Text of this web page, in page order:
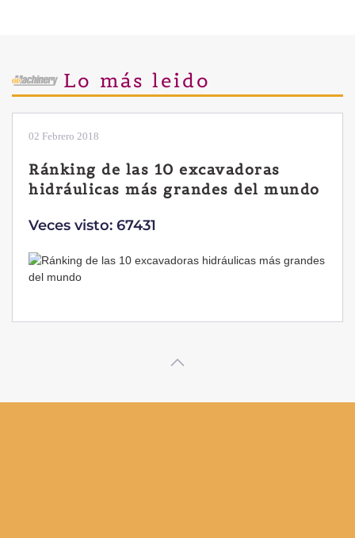
Lo más leido
02 Febrero 2018
Ránking de las 10 excavadoras
hidráulicas más grandes del mundo
Veces visto: 67431